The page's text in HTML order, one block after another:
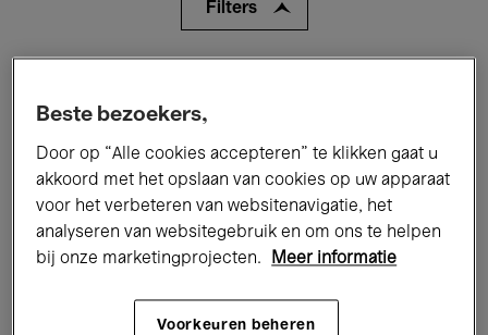
Filters
Performances Lezingen & Debatten
Jazz Klassieke Muziek Global Music
Beste bezoekers,
Door op “Alle cookies accepteren” te klikken gaat u
akkoord met het opslaan van cookies op uw apparaat
voor het verbeteren van websitenavigatie, het
analyseren van websitegebruik en om ons te helpen
bij onze marketingprojecten.
Meer informatie
Voorkeuren beheren